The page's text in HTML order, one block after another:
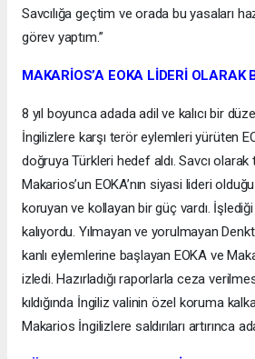
Savcılığa geçtim ve orada bu yasaları
görev yaptım.”
MAKARİOS’A EOKA LİDERİ OLARAK
8 yıl boyunca adada adil ve kalıcı bir
İngilizlere karşı terör eylemleri yürüten
doğruya Türkleri hedef aldı. Savcı olarak
Makarios’un EOKA’nın siyasi lideri
koruyan ve kollayan bir güç vardı.
kalıyordu. Yılmayan ve yorulmayan
kanlı eylemlerine başlayan EOKA ve
izledi. Hazırladığı raporlarla ceza
kıldığında İngiliz valinin özel koruma
Makarios İngilizlere saldırıları artırınca